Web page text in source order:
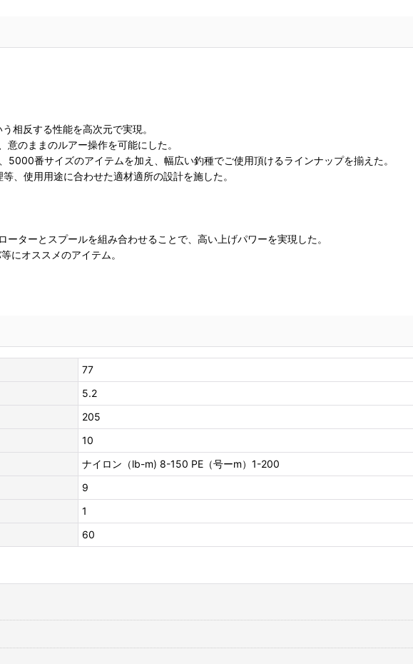
相反する性能を高次元で実現。
意のままのルアー操作を可能にした。
5000番サイズのアイテムを加え、幅広い釣種でご使用頂けるラインナップを揃えた。
、使用用途に合わせた適材適所の設計を施した。
ターとスプールを組み合わせることで、高い上げパワーを実現した。
にオススメのアイテム。
77
5.2
205
10
ナイロン（lb-m) 8-150 PE（号ーm）1-200
9
1
60